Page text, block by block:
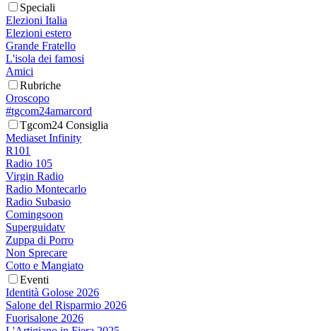
Speciali
Elezioni Italia
Elezioni estero
Grande Fratello
L'isola dei famosi
Amici
Rubriche
Oroscopo
#tgcom24amarcord
Tgcom24 Consiglia
Mediaset Infinity
R101
Radio 105
Virgin Radio
Radio Montecarlo
Radio Subasio
Comingsoon
Superguidatv
Zuppa di Porro
Non Sprecare
Cotto e Mangiato
Eventi
Identità Golose 2026
Salone del Risparmio 2026
Fuorisalone 2026